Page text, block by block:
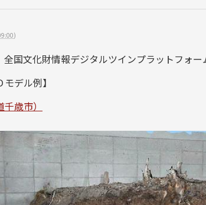
)
国文化財情報デジタルツインプラットフォ
モデル例】
歳市）